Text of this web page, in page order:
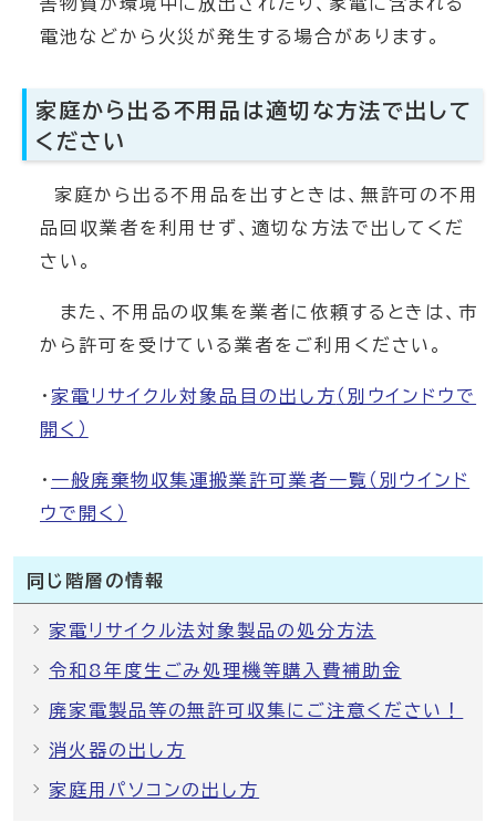
電池などから火災が発生する場合があります。
家庭から出る不用品は適切な方法で出して
ください
家庭から出る不用品を出すときは、無許可の不用
品回収業者を利用せず、適切な方法で出してくだ
さい。
また、不用品の収集を業者に依頼するときは、市
から許可を受けている業者をご利用ください。
・ 家電リサイクル対象品目の出し方 （別ウインドウで
開く）
・ 一般廃棄物収集運搬業許可業者一覧 （別ウインド
ウで開く）
同じ階層の情報
家電リサイクル法対象製品の処分方法
令和8年度生ごみ処理機等購入費補助金
廃家電製品等の無許可収集にご注意ください！
消火器の出し方
家庭用パソコンの出し方